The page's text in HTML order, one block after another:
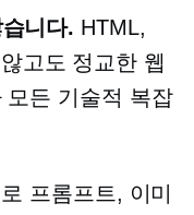
니다. HTML,
고도 정교한 웹
모든 기술적 복잡
프롬프트, 이미